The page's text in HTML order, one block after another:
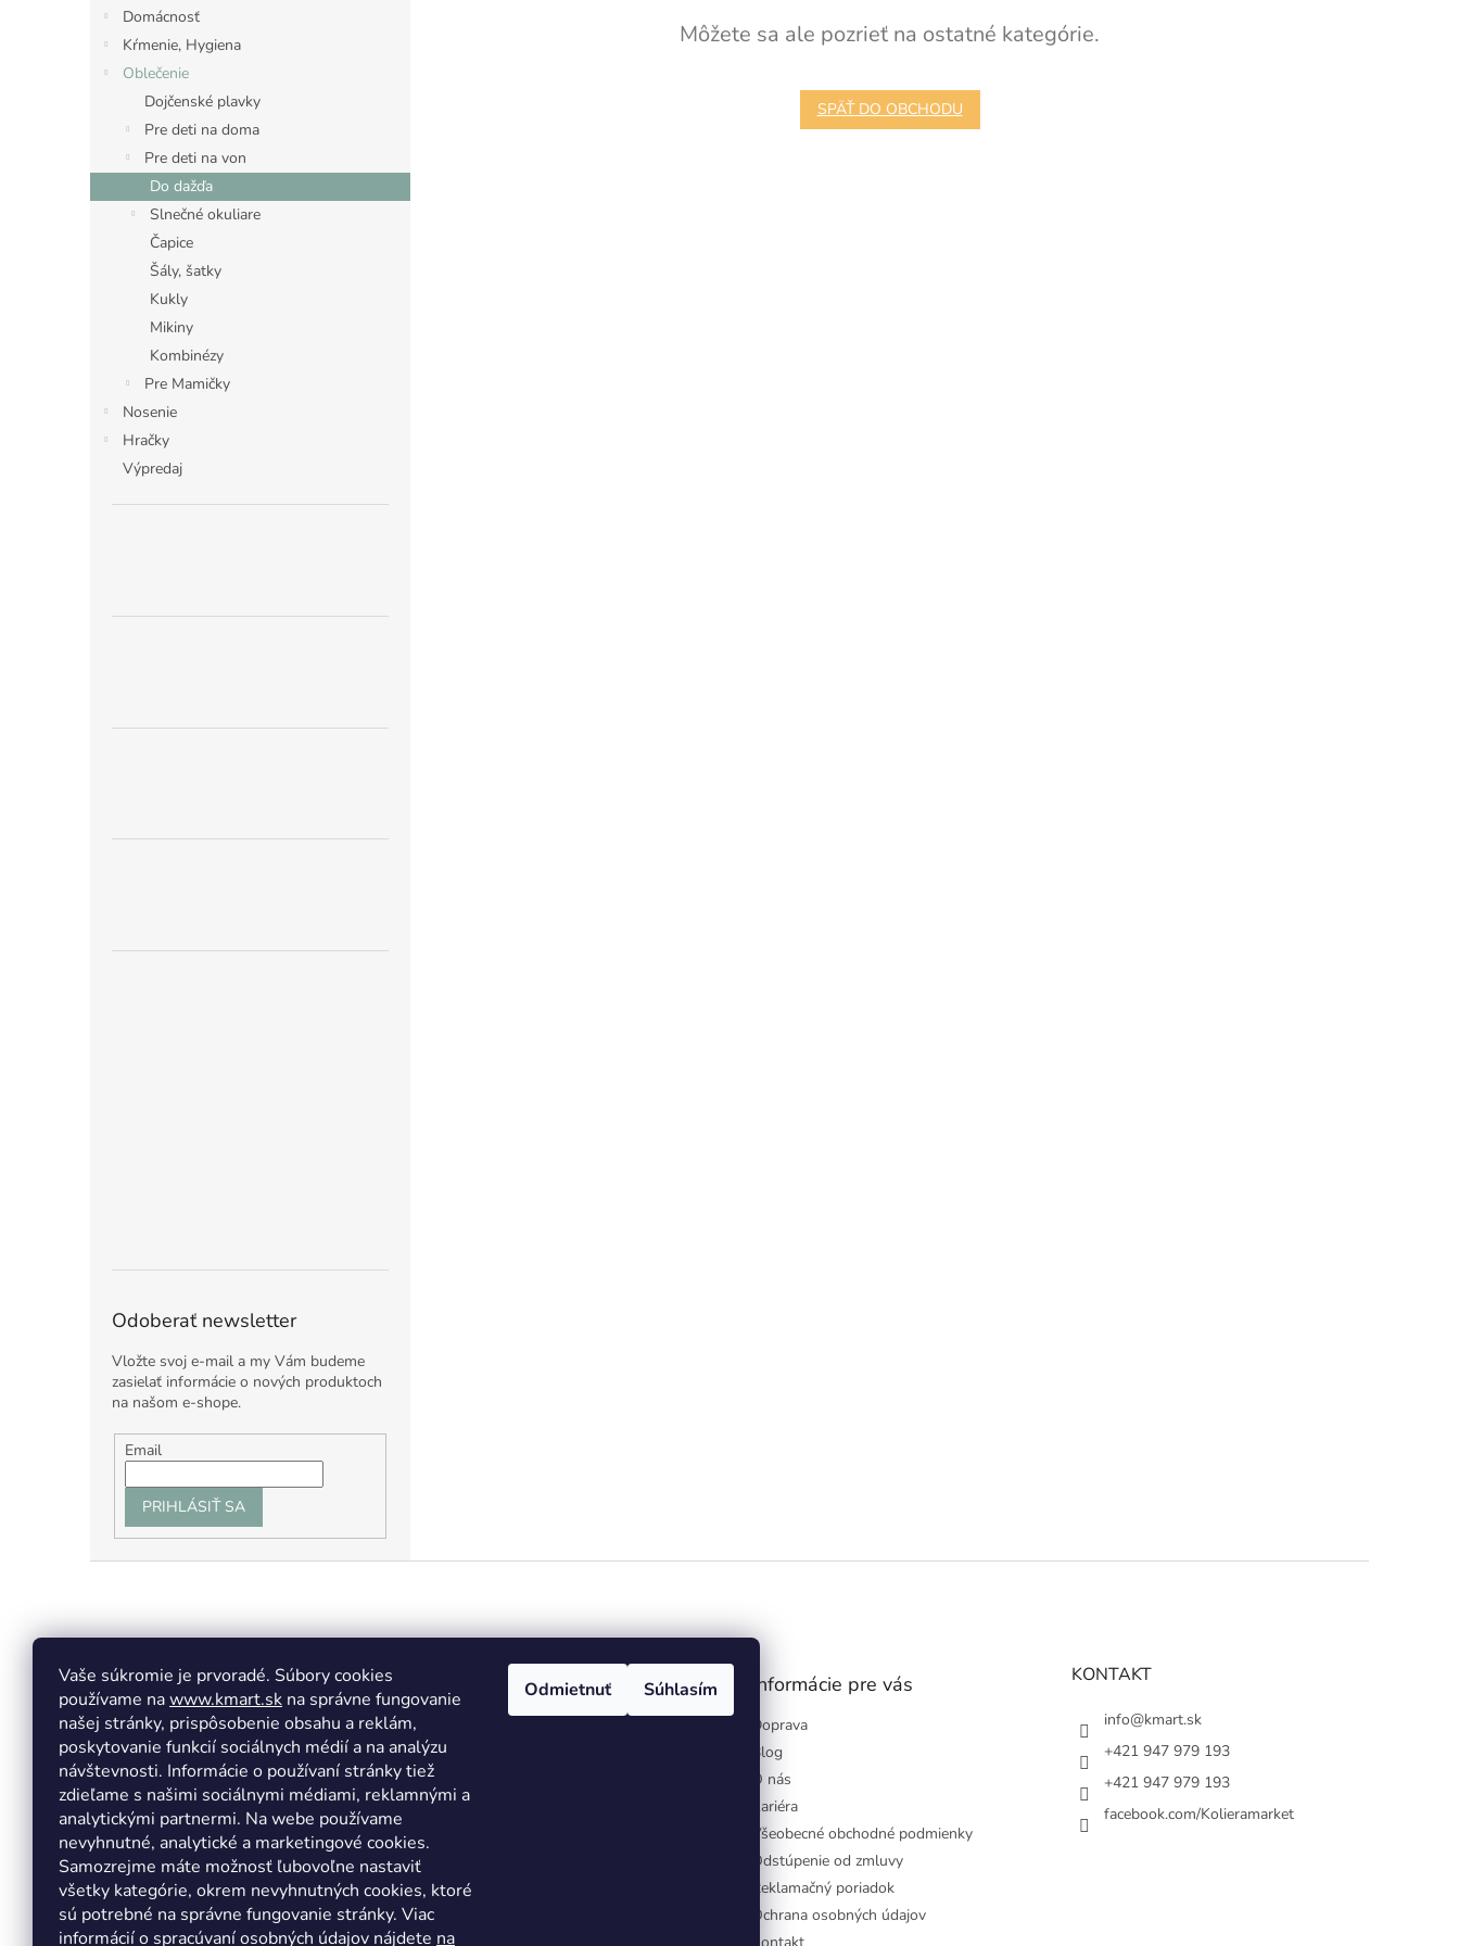
Vaše súkromie je prvoradé. Súbory cookies
používame nawww.kmart.sk na správne fungovanie
našej stránky, prispôsobenie obsahu a reklám,
poskytovanie funkcií sociálnych médií a na analýzu
návštevnosti. Informácie o používaní stránky tiež
zdieľame s našimi sociálnymi médiami, reklamnými a
analytickými partnermi. Na webe používame
nevyhnutné, analytické a marketingové cookies.
Samozrejme máte možnosť ľubovoľne nastaviť
všetky kategórie, okrem nevyhnutných cookies, ktoré
sú potrebné na správne fungovanie stránky. Viac
informácií o spracúvaní osobných údajov nájdete na
Odmietnuť Súhlasím
Domácnosť
Kŕmenie, Hygiena
Oblečenie
Dojčenské plavky
Pre deti na doma
Pre deti na von
Do dažďa
Slnečné okuliare
Čapice
Šály, šatky
Kukly
Mikiny
Kombinézy
Pre Mamičky
Nosenie
Hračky
Výpredaj
Odoberať newsletter
Vložte svoj e-mail a my Vám budeme
zasielať informácie o nových produktoch
na našom e-shope.
Email
PRIHLÁSIŤ SA
Môžete sa ale pozrieť na ostatné kategórie.
SPÄŤ DO OBCHODU
Facebook Informácie pre vás
Doprava
Blog
O nás
Kariéra
Všeobecné obchodné podmienky
Odstúpenie od zmluvy
Reklamačný poriadok
Ochrana osobných údajov
KONTAKT
info@kmart.sk
+421 947 979 193
+421 947 979 193
facebook.com/Kolieramarket